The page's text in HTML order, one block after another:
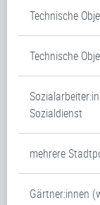
Technische
Technische
Sozialdienst
mehrere
Gärtner:innen